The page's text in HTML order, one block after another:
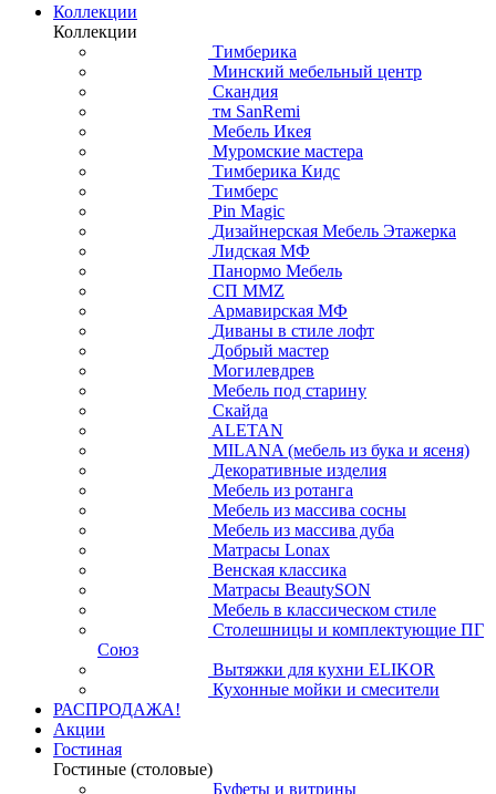
Коллекции
Коллекции
Тимберика
Минский мебельный центр
Скандия
тм SanRemi
Мебель Икея
Муромские мастера
Тимберика Кидс
Тимберс
Pin Magic
Дизайнерская Мебель Этажерка
Лидская МФ
Панормо Мебель
СП ММZ
Армавирская МФ
Диваны в стиле лофт
Добрый мастер
Могилевдрев
Мебель под старину
Скайда
ALETAN
MILANA (мебель из бука и ясеня)
Декоративные изделия
Мебель из ротанга
Мебель из массива сосны
Мебель из массива дуба
Матрасы Lonax
Венская классика
Матрасы BeautySON
Мебель в классическом стиле
Столешницы и комплектующие ПГ
Союз
Вытяжки для кухни ELIKOR
Кухонные мойки и смесители
РАСПРОДАЖА!
Акции
Гостиная
Гостиные (столовые)
Буфеты и витрины